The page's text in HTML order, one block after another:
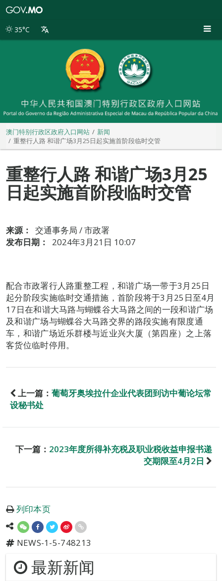
别
35°C
澳门特别行政区政府入口网站
新闻
重整行人路 和谐广场3月25日起实施首阶段临时交管
重整行人路 和谐广场3月25
日起实施首阶段临时交管
来源：
交通事务局 / 市政署
发布日期：
2024年3月21日 10:07
配合市政署行人路重整工程，和谐广场一带于3月25日
起分阶段实施临时交通措施，首阶段将于3月25日至4月
17日在和谐大马路与蝴蝶谷大马路之间的一段和谐广场
及和谐广场与蝴蝶谷大马路交界的路段实施有限度通
车，和谐广场近乐群楼与近业兴大厦（第四座）之上落
客货位临时停用。
上一篇： 葡萄牙奥埃拉什企业代表团到访中葡论坛常
设秘书处
下一篇： 2023年度所得补充税及职业税收益申报书递
交期限至4月2日
列印本页
NEWS-1-5-748213
最新新闻